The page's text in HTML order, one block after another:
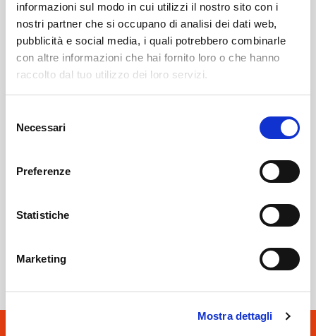
informazioni sul modo in cui utilizzi il nostro sito con i
nostri partner che si occupano di analisi dei dati web,
pubblicità e social media, i quali potrebbero combinarle
con altre informazioni che hai fornito loro o che hanno
raccolto dal tuo utilizzo dei loro servizi.
delNecessari
Preferenze
Statistiche
Marketing
Mostra dettagli
Leggi qui il necrologio
Sondrio SOF Società Onoranze Funebri Necrologi